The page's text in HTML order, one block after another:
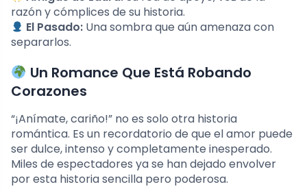
razón y cómplices de su historia.
El Pasado: Una sombra que aún amenaza con
separarlos.
Un Romance Que Está Robando
Corazones
“¡Anímate, cariño!” no es solo otra historia
romántica. Es un recordatorio de que el amor puede
ser dulce, intenso y completamente inesperado.
Miles de espectadores ya se han dejado envolver
por esta historia sencilla pero poderosa.